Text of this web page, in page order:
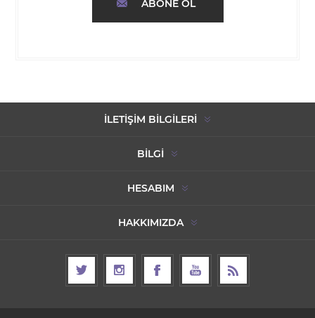
ABONE OL
İLETIŞIM BILGILERI
BILGI
HESABIM
HAKKIMIZDA